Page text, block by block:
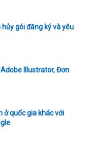
gói đăng ký và yêu
Illustrator, Đơn
ở quốc gia khác với